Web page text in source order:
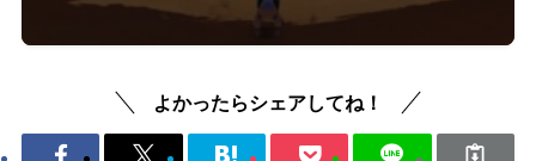
よかったらシェアしてね！